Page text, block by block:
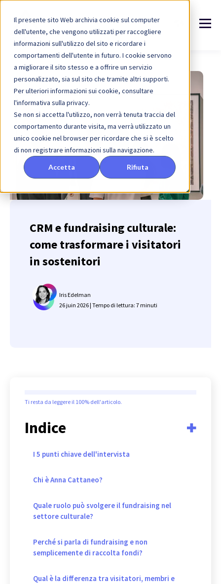
Il presente sito Web archivia cookie sul computer
dell'utente, che vengono utilizzati per raccogliere
informazioni sull'utilizzo del sito e ricordare i
comportamenti dell'utente in futuro. I cookie servono
a migliorare il sito stesso e a offrire un servizio
personalizzato, sia sul sito che tramite altri supporti.
Per ulteriori informazioni sui cookie, consultare
l'informativa sulla privacy.
Se non si accetta l'utilizzo, non verrà tenuta traccia del
comportamento durante visita, ma verrà utilizzato un
unico cookie nel browser per ricordare che si è scelto
di non registrare informazioni sulla navigazione.
Accetta Rifiuta
CRM e fundraising culturale:
come trasformare i visitatori
in sostenitori
Iris Edelman
26 juin 2026 | Tempo di lettura: 7 minuti
Ti resta da leggere il 100% dell'articolo.
Indice
I 5 punti chiave dell'intervista
Chi è Anna Cattaneo?
Quale ruolo può svolgere il fundraising nel
settore culturale?
Perché si parla di fundraising e non
semplicemente di raccolta fondi?
Qual è la differenza tra visitatori, membri e